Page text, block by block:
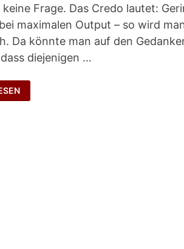
Frage. Das Credo lautet:
maximalen Output – so wird
Da könnte man auf den
diejenigen …